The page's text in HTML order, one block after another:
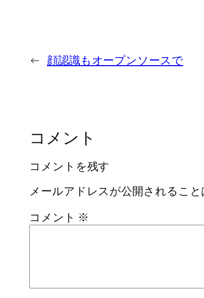
← 顔認識もオープンソースで
コメント
コメントを残す
メールアドレスが公開されること
コメント ※